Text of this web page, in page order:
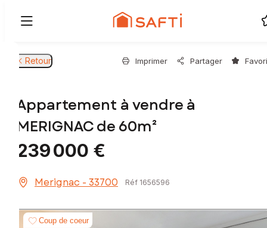
Retour Imprimer Partager
Appartement à vendre à
MERIGNAC de 60m²
239 000 €
Merignac - 33700 Réf 1656596
Coup de coeur